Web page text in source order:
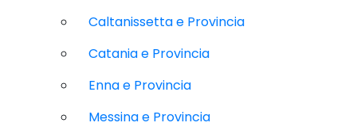
Caltanissetta e Provincia
Catania e Provincia
Enna e Provincia
Messina e Provincia